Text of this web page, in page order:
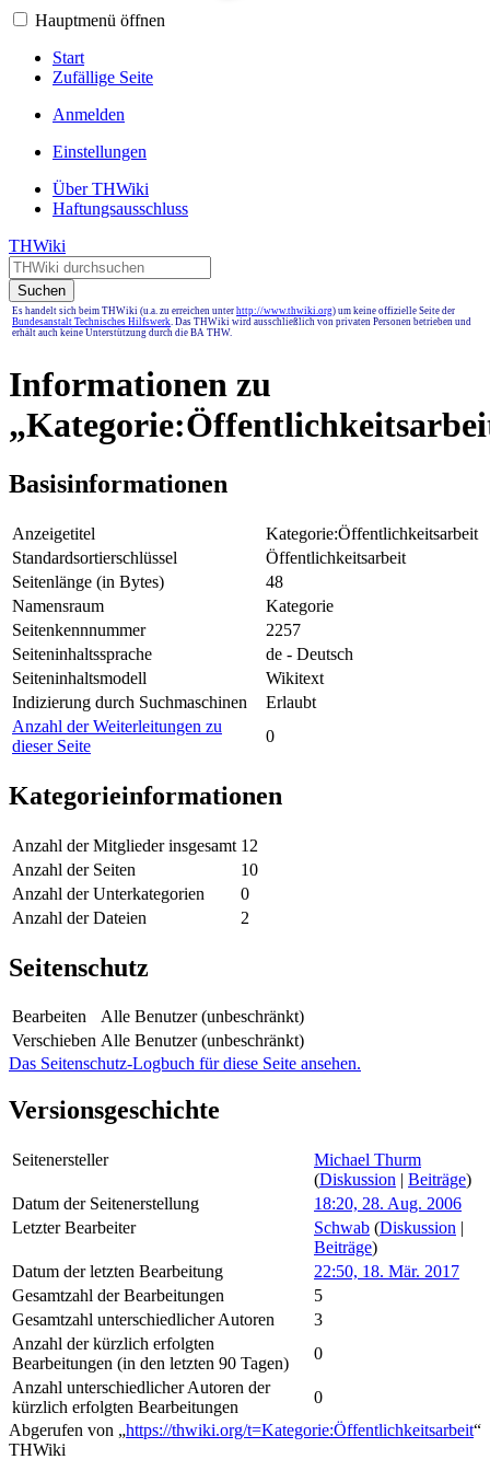
Hauptmenü öffnen
Start
Zufällige Seite
Anmelden
Einstellungen
Über THWiki
Haftungsausschluss
THWiki
Suchen
Es handelt sich beim THWiki (u.a. zu erreichen unter http://www.thwiki.org) um keine offizielle Seite der
Bundesanstalt Technisches Hilfswerk. Das THWiki wird ausschließlich von privaten Personen betrieben und
erhält auch keine Unterstützung durch die BA THW.
Informationen zu
Basisinformationen
Anzeigetitel
Kategorie:Öffentlichkeitsarbeit
Standardsortierschlüssel
Öffentlichkeitsarbeit
Seitenlänge (in Bytes)
48
Namensraum
Kategorie
Seitenkennnummer
2257
Seiteninhaltssprache
de - Deutsch
Seiteninhaltsmodell
Wikitext
Indizierung durch Suchmaschinen
Erlaubt
Anzahl der Weiterleitungen zu
dieser Seite
0
Kategorieinformationen
Anzahl der Mitglieder insgesamt 12
Anzahl der Seiten
10
Anzahl der Unterkategorien
0
Anzahl der Dateien
2
Seitenschutz
Bearbeiten
Alle Benutzer (unbeschränkt)
Verschieben Alle Benutzer (unbeschränkt)
Das Seitenschutz-Logbuch für diese Seite ansehen.
Versionsgeschichte
Seitenersteller
Michael Thurm
(Diskussion | Beiträge)
Datum der Seitenerstellung
18:20, 28. Aug. 2006
Letzter Bearbeiter
Schwab (Diskussion |
Beiträge)
Datum der letzten Bearbeitung
22:50, 18. Mär. 2017
Gesamtzahl der Bearbeitungen
5
Gesamtzahl unterschiedlicher Autoren
3
Anzahl der kürzlich erfolgten
Bearbeitungen (in den letzten 90 Tagen)
0
Anzahl unterschiedlicher Autoren der
kürzlich erfolgten Bearbeitungen
0
Abgerufen von „https://thwiki.org/t=Kategorie:Öffentlichkeitsarbeit“
THWiki